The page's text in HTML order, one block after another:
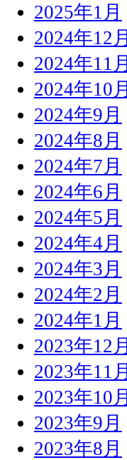
2025年1月
2024年12月
2024年11月
2024年10月
2024年9月
2024年8月
2024年7月
2024年6月
2024年5月
2024年4月
2024年3月
2024年2月
2024年1月
2023年12月
2023年11月
2023年10月
2023年9月
2023年8月